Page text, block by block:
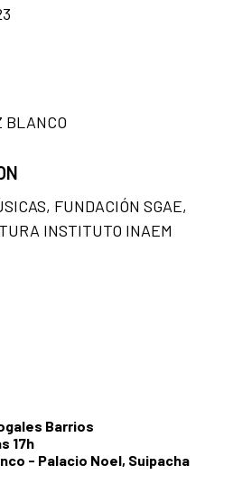
Barrios
17h
- Palacio Noel, Suipacha
BLANCO
FUNDACIÓN SGAE,
INSTITUTO INAEM